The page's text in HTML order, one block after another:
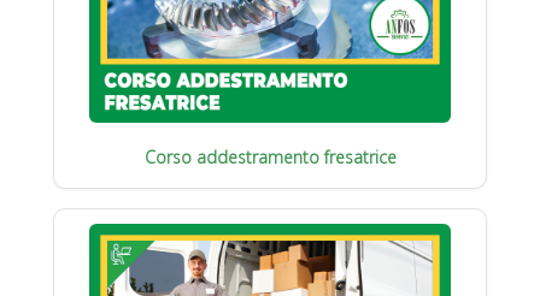
Corso addestramento fresatrice